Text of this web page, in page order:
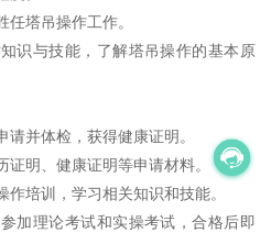
塔吊操作工作。
识与技能，了解塔吊操作的基本原
并体检，获得健康证明。
明、健康证明等申请材料。
培训，学习相关知识和技能。
加理论考试和实操考试，合格后即